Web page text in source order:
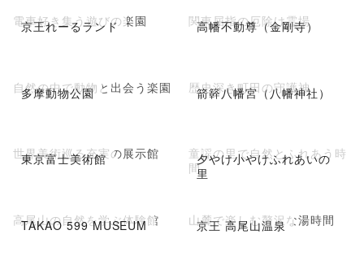
京王れーるランド
電車好き集う遊びの楽園 高幡不動尊（金剛寺）
関東屈指の厄除け霊場
多摩動物公園
自然の中で動物と出会う楽園 箭簳八幡宮（八幡神社）
歴史深き町田の守護神
東京富士美術館
世界美術巡る充実の展示館
夕やけ小やけふれあいの
里
童謡の里で自然とふれあう時
間
TAKAO 599 MUSEUM
高尾山の自然を学ぶ体験館 京王 高尾山温泉
山麓で楽しむ贅沢な湯時間